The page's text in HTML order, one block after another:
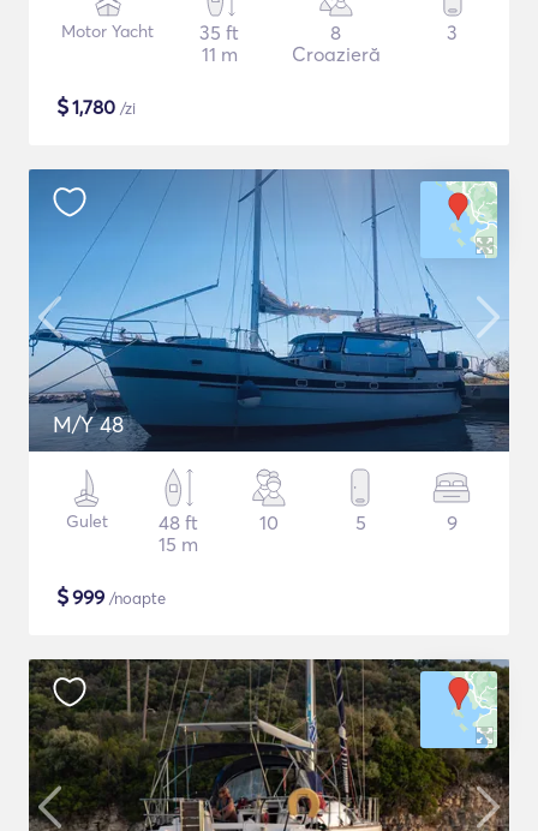
Motor Yacht
35 ft
11 m
8
Croazieră
3
$1,780 /zi
M/Y 48
Gulet
48 ft
15 m
10 5 9
$999 /noapte